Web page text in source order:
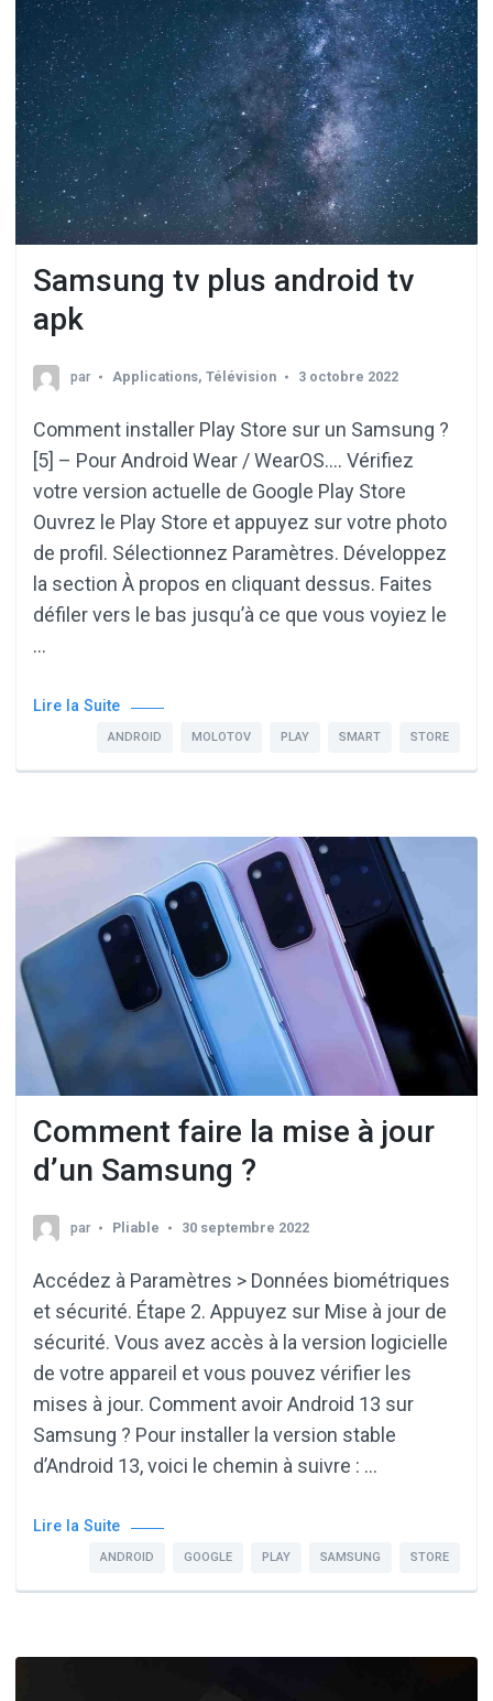
Samsung tv plus android tv
apk
par Applications, Télévision 3 octobre 2022
Comment installer Play Store sur un Samsung ?
[5] – Pour Android Wear / WearOS…. Vérifiez
votre version actuelle de Google Play Store
Ouvrez le Play Store et appuyez sur votre photo
de profil. Sélectionnez Paramètres. Développez
la section À propos en cliquant dessus. Faites
défiler vers le bas jusqu’à ce que vous voyiez le
…
Lire la Suite
ANDROID MOLOTOV PLAY SMART STORE
Comment faire la mise à jour
d’un Samsung ?
par Pliable 30 septembre 2022
Accédez à Paramètres > Données biométriques
et sécurité. Étape 2. Appuyez sur Mise à jour de
sécurité. Vous avez accès à la version logicielle
de votre appareil et vous pouvez vérifier les
mises à jour. Comment avoir Android 13 sur
Samsung ? Pour installer la version stable
d’Android 13, voici le chemin à suivre : …
Lire la Suite
ANDROID GOOGLE PLAY SAMSUNG STORE